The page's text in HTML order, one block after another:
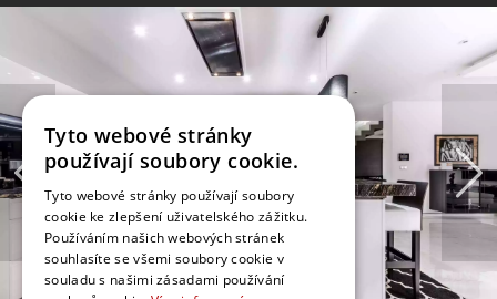
Tyto webové stránky
používají soubory cookie.
Tyto webové stránky používají soubory
cookie ke zlepšení uživatelského zážitku.
Používáním našich webových stránek
souhlasíte se všemi soubory cookie v
souladu s našimi zásadami používání